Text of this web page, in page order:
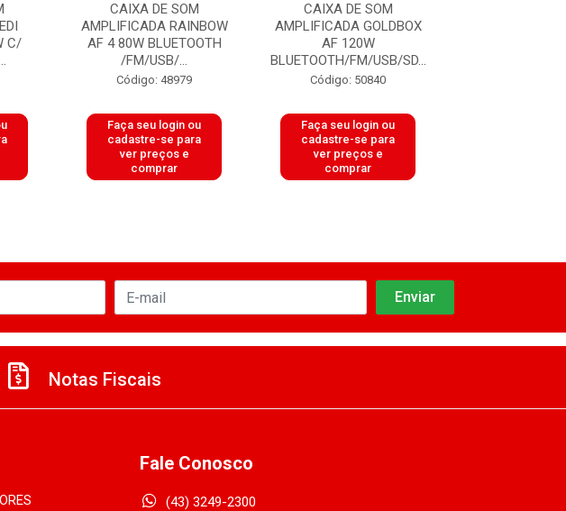
C/
CAIXA DE SOM
AMPLIFICADA RAINBOW
AF 4 80W BLUETOOTH
/FM/USB/...
Código: 48979
Faça seu login ou
cadastre-se para
ver preços e
comprar
CAIXA DE SOM
AMPLIFICADA GOLDBOX
AF 120W
BLUETOOTH/FM/USB/SD...
Código: 50840
Faça seu login ou
cadastre-se para
ver preços e
comprar
Notas Fiscais
Fale Conosco
(43) 3249-2300